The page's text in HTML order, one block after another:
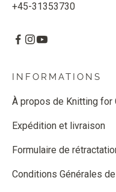
+45-31353730
INFORMATIONS
À propos de Knitting for
Expédition et livraison
Formulaire de
Conditions Générales